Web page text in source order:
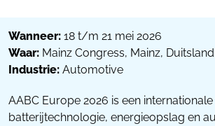
Wanneer: 18 t/m 21 mei 2026
Waar: Mainz Congress, Mainz, Duitsland
Industrie: Automotive
AABC Europe 2026 is een
batterijtechnologie, energieopslag en